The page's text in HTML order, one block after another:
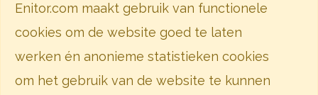
Enitor.com maakt gebruik van functionele
cookies om de website goed te laten
werken én anonieme statistieken cookies
om het gebruik van de website te kunnen
Disclaimer
Privacybeleid
Cookieverklaring